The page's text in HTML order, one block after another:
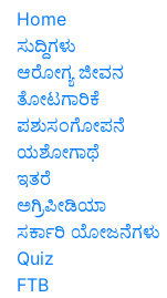
Home
ಸುದ್ದಿಗಳು
ಆರೋಗ್ಯ ಜೀವನ
ತೋಟಗಾರಿಕೆ
ಪಶುಸಂಗೋಪನೆ
ಯಶೋಗಾಥೆ
ಇತರೆ
ಅಗ್ರಿಪೀಡಿಯಾ
ಸರ್ಕಾರಿ ಯೋಜನೆಗಳು
Quiz
FTB